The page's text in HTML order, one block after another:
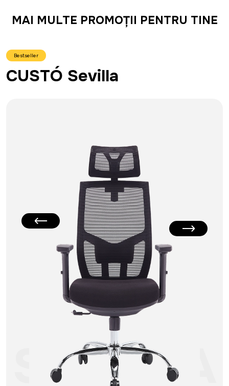
MAI MULTE PROMOȚII PENTRU TINE
Bestseller
CUSTÓ Sevilla